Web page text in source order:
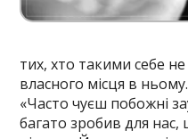
тих, хто такими себе
власного місця в
«Часто чуєш побожні
багато зробив для